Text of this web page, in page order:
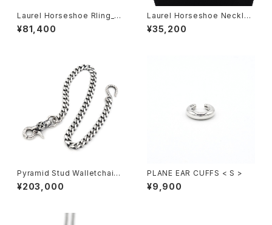
Laurel Horseshoe RIing_L_
(normal)
¥81,400
Laurel Horseshoe Necklac
e_S_(normal)
¥35,200
Pyramid Stud Walletchain/f
lat chain NARROW(40cm)
¥203,000
PLANE EAR CUFFS < S >
¥9,900